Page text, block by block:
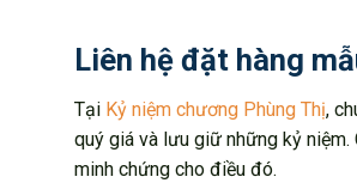
Liên hệ đặt hàng
Tại Kỷ niệm chương Phùng Thị,
quý giá và lưu giữ những kỷ
minh chứng cho điều đó.